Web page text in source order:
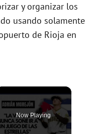
y organizar los
usando solamente
de Rioja en
Now Playing